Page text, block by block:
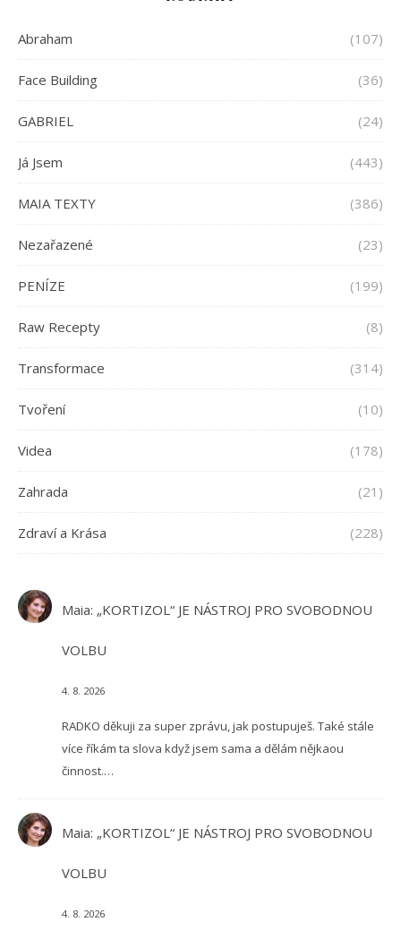
Abraham (107)
Face Building (36)
GABRIEL (24)
Já Jsem (443)
MAIA TEXTY (386)
Nezařazené (23)
PENÍZE (199)
Raw Recepty (8)
Transformace (314)
Tvoření (10)
Videa (178)
Zahrada (21)
Zdraví a Krása (228)
Maia: „KORTIZOL“ JE NÁSTROJ PRO SVOBODNOU
VOLBU
4. 8. 2026
RADKO děkuji za super zprávu, jak postupuješ. Také stále
více říkám ta slova když jsem sama a dělám nějkaou
činnost.…
Maia: „KORTIZOL“ JE NÁSTROJ PRO SVOBODNOU
VOLBU
4. 8. 2026